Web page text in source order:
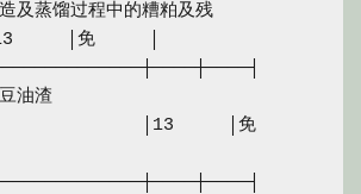
及蒸馏过程中的糟粕及残
　　　│免　　　│
油渣
　　　　　　　　│13　　　│免